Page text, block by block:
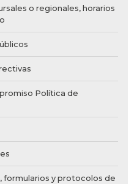
o regionales, horarios
Política de
formularios y protocolos de